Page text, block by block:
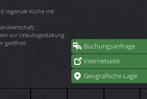
Buchungsanfrage
Internetseite
Geografische Lage
regionale Küche mit
zur Urlaubsgestaltung.
geöffnet.